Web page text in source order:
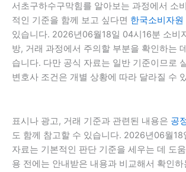
서초구하수구막힘를 알아보는 과정에서 소
적인 기준을 함께 보고 싶다면 한국소비자원
있습니다. 2026년06월18일 04시16분 소비
방, 거래 과정에서 주의할 부분을 확인하는
습니다. 다만 공식 자료는 일반 기준이므로
변호사 조건은 개별 상황에 따라 달라질 수
표시나 광고, 거래 기준과 관련된 내용은 공
도 함께 참고할 수 있습니다. 2026년06월18
자료는 기본적인 판단 기준을 세우는 데 도
용 전에는 안내받은 내용과 비교해서 확인